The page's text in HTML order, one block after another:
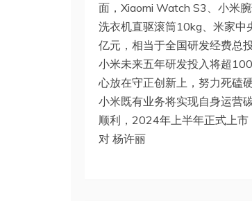
面，Xiaomi Watch S3、小米
洗衣机直驱滚筒10kg、米家
亿元，相当于全国研发经费总
小米未来五年研发投入将超
心放在守正创新上，努力死磕
小米既有业务将实现自身运营
顺利，2024年上半年正式上市
对 杨许丽